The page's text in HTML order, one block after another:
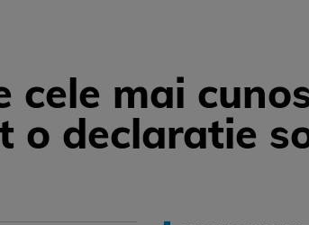
cele mai
o declaratie